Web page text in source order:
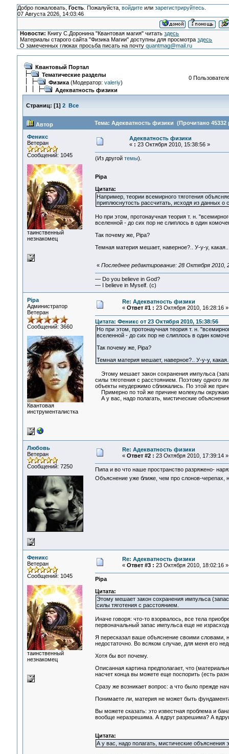
Добро пожаловать, Гость. Пожалуйста, войдитеили зарегистрируйтесь.
07 Августа 2026, 14:03:46
Новости: Книгу С.Доронина "Квантовая магия" читатьздесь
Материалы старого сайта "Физика Магии" доступны для просмотраздесь
О замеченных глюках просьба писать на почтуquantmag@mail.ru
Квантовый Портал
Тематические разделы
Физика(Модератор: valeriy)
Адекватность физики
0
Страниц: [1] 2 Все
Автор Тема: Адекватность физики (Прочитано 45332
Феникс
Ветеран
Сообщений: 1045
таинственный
незнакомец
Адекватность физики
« : 23 Октября 2010, 15:38:56 »
(Из другой темы).
Pipa
Цитата:
Например, теории всемирного тяготения
приплюснутость рассчитать, исходя из данных о
Но при этом, протонаучная теория т. н.
вселенной - до сих пор не слиплось в один
Так почему же, Pipa?
Темная материя мешает, наверное?.. У-у-у,
« Последнее редактирование: 28 Октября 2010,
— Do you believe in God?
— I believe in Myself. (c)
Pipa
Администратор
Ветеран
Сообщений: 3660
Квантовая
инструменталистка
Re: Адекватность физики
« Ответ #1 : 23 Октября 2010, 16:28:16 »
Цитата: Феникс от 23 Октября 2010, 15:38:56
Но при этом, протонаучная теория т. н.
вселенной - до сих пор не слиплось в один
Так почему же, Pipa?
Темная материя мешает, наверное?.. У-у-у,
Этому мешает закон сохранения импульса
силы тяготения с расстоянием. Поэтому одного
объекты неудержимо сближались. По этой же
Примерно по той же причине молекулы
А у вас, надо полагать, мистические
Любовь
Ветеран
Сообщений: 7250
Re: Адекватность физики
« Ответ #2 : 23 Октября 2010, 17:39:14 »
Пипа и во что наше пространство разряжено-
Объяснение уже ближе, чем про слонов-
Феникс
Ветеран
Сообщений: 1045
таинственный
незнакомец
Re: Адекватность физики
« Ответ #3 : 23 Октября 2010, 18:02:16 »
Pipa
Цитата:
Этому мешает закон сохранения импульса
силы тяготения с расстоянием.
Иначе говоря: что-то взорвалось, все тела
первоначальный запас импульса еще не
Я пересказал ваше объяснение своими словами,
недостаточно. Во всяком случае, для меня его
Хотя бы вот почему.
Описанная картина предполагает, что
насчет конца вы можете еще поспорить (есть
Сразу же возникает вопрос: а что было прежде
Понимаете ли, материя не может быть
Вы можете сказать: это известная проблема и
вообще неразрешима. А вдруг разрешима? А
Цитата:
А у вас, надо полагать, мистические объяснения